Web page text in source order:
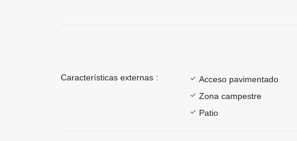
Características externas : Acceso pavimentado
Zona campestre
Patio